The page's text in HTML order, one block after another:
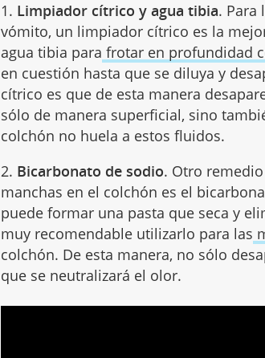
1. Limpiador cítrico y agua tibia. Para
vómito, un limpiador cítrico es la
agua tibia para frotar en profundidad
en cuestión hasta que se diluya y
cítrico es que de esta manera
sólo de manera superficial, sino
colchón no huela a estos fluidos.
2. Bicarbonato de sodio. Otro
manchas en el colchón es el
puede formar una pasta que seca y
muy recomendable utilizarlo para las
colchón. De esta manera, no sólo
que se neutralizará el olor.